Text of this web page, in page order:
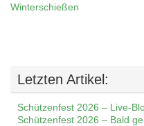
Winterschießen
Letzten Artikel:
Schützenfest 2026 – Live-
Schützenfest 2026 – Bald